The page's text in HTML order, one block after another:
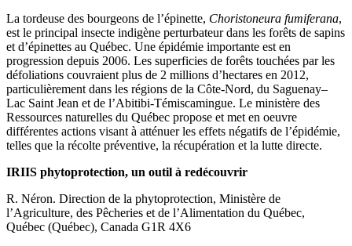
La tordeuse des bourgeons de l’épinette, Choristoneura fumiferana,
est le principal insecte indigène perturbateur dans les forêts de sapins
et d’épinettes au Québec. Une épidémie importante est en
progression depuis 2006. Les superficies de forêts touchées par les
défoliations couvraient plus de 2 millions d’hectares en 2012,
particulièrement dans les régions de la Côte-Nord, du Saguenay–
Lac Saint Jean et de l’Abitibi-Témiscamingue. Le ministère des
Ressources naturelles du Québec propose et met en oeuvre
différentes actions visant à atténuer les effets négatifs de l’épidémie,
telles que la récolte préventive, la récupération et la lutte directe.
IRIIS phytoprotection, un outil à redécouvrir
R. Néron. Direction de la phytoprotection, Ministère de
l’Agriculture, des Pêcheries et de l’Alimentation du Québec,
Québec (Québec), Canada G1R 4X6